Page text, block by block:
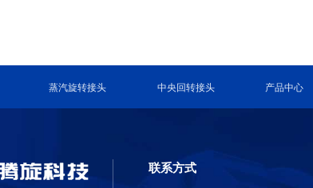
蒸汽旋转接头 中央回转接头 产品中心
联系方式